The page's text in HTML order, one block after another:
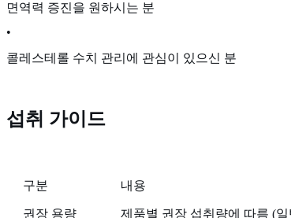
면역력 증진을 원하시는 분
•
콜레스테롤 수치 관리에 관심이 있으신 분
섭취 가이드
구분 내용
권장 용량 제품별 권장 섭취량에 따름 (